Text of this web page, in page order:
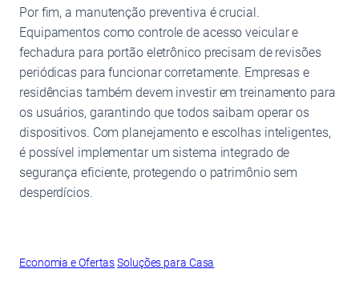
Por fim, a manutenção preventiva é crucial.
Equipamentos como controle de acesso veicular e
fechadura para portão eletrônico precisam de revisões
periódicas para funcionar corretamente. Empresas e
residências também devem investir em treinamento para
os usuários, garantindo que todos saibam operar os
dispositivos. Com planejamento e escolhas inteligentes,
é possível implementar um sistema integrado de
segurança eficiente, protegendo o patrimônio sem
desperdícios.
Economia e OfertasSoluções para Casa